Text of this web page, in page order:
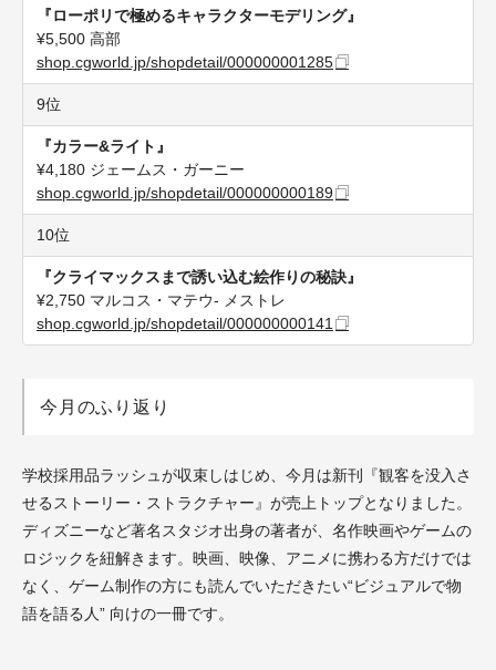
『ローポリで極めるキャラクターモデリング』
¥5,500 高部
shop.cgworld.jp/shopdetail/000000001285
9位
『カラー&ライト』
¥4,180 ジェームス・ガーニー
shop.cgworld.jp/shopdetail/000000000189
10位
『クライマックスまで誘い込む絵作りの秘訣』
¥2,750 マルコス・マテウ- メストレ
shop.cgworld.jp/shopdetail/000000000141
今月のふり返り
学校採用品ラッシュが収束しはじめ、今月は新刊『観客を没入さ
せるストーリー・ストラクチャー』が売上トップとなりました。
ディズニーなど著名スタジオ出身の著者が、名作映画やゲームの
ロジックを紐解きます。映画、映像、アニメに携わる方だけでは
なく、ゲーム制作の方にも読んでいただきたい“ビジュアルで物
語を語る人” 向けの一冊です。